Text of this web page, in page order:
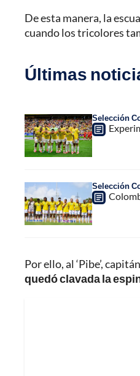
De esta manera, la
cuando los tricolores
Últimas
Selección
Selección
Por ello, al ‘Pibe’,
quedó clavada la